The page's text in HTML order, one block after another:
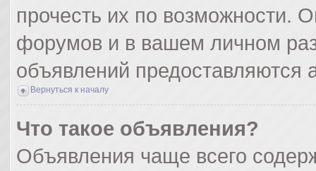
прочесть их по возможности.
форумов и в вашем личном
объявлений
Вернуться к началу
Что такое объявления?
Объявления чаще всего